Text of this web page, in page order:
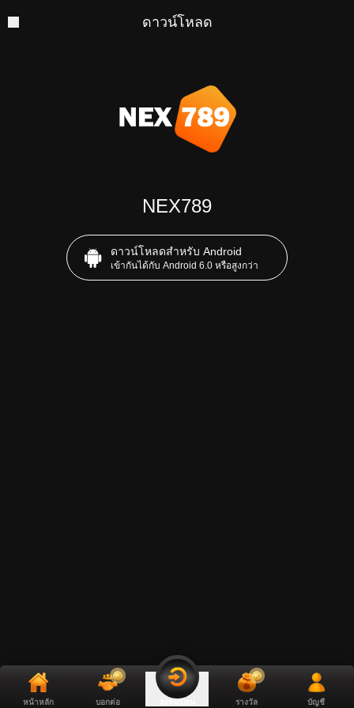
ดาวน์โหลด
NEX789
ดาวน์โหลดสำหรับ Android
เข้ากันได้กับ Android 6.0 หรือสูงกว่า
หน้าหลัก บอกต่อ รางวัล บัญชี